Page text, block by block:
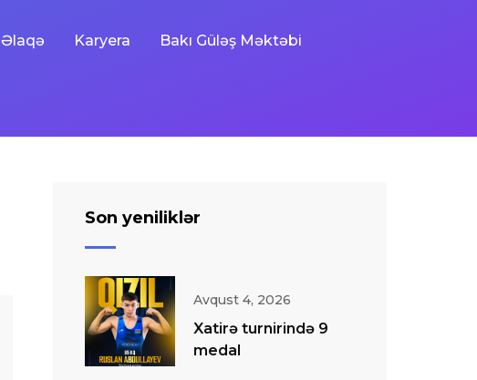
Əlaqə Karyera Bakı Güləş Məktəbi
Son yeniliklər
Avqust 4, 2026
Xatirə turnirində 9
medal